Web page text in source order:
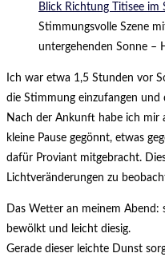
Stimmungsvolle Szene
untergehenden Sonne –
Ich war etwa 1,5 Stunden vor
die Stimmung einzufangen und
Nach der Ankunft habe ich mir
kleine Pause gegönnt, etwas
dafür Proviant mitgebracht.
Lichtveränderungen zu
Das Wetter an meinem Abend:
bewölkt und leicht diesig.
Gerade dieser leichte Dunst